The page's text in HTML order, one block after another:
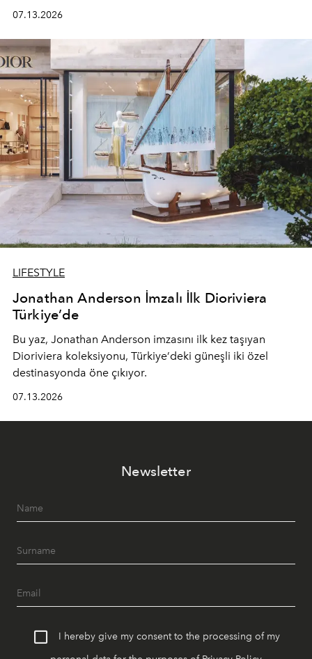
devam ediyor.
07.13.2026
LIFESTYLE
Jonathan Anderson İmzalı İlk Dioriviera
Türkiye’de
Bu yaz, Jonathan Anderson imzasını ilk kez taşıyan
Dioriviera koleksiyonu, Türkiye’deki güneşli iki özel
destinasyonda öne çıkıyor.
07.13.2026
Newsletter
I hereby give my consent to the processing of my